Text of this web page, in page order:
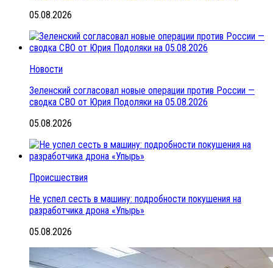
05.08.2026
Новости
Зеленский согласовал новые операции против России —
сводка СВО от Юрия Подоляки на 05.08.2026
05.08.2026
Происшествия
Не успел сесть в машину: подробности покушения на
разработчика дрона «Упырь»
05.08.2026